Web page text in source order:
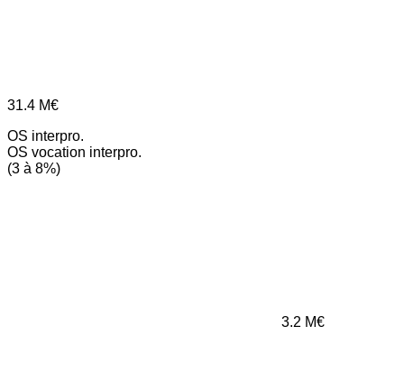
31.4 M€
OS interpro.
OS vocation interpro.
(3 à 8%)
3.2 M€